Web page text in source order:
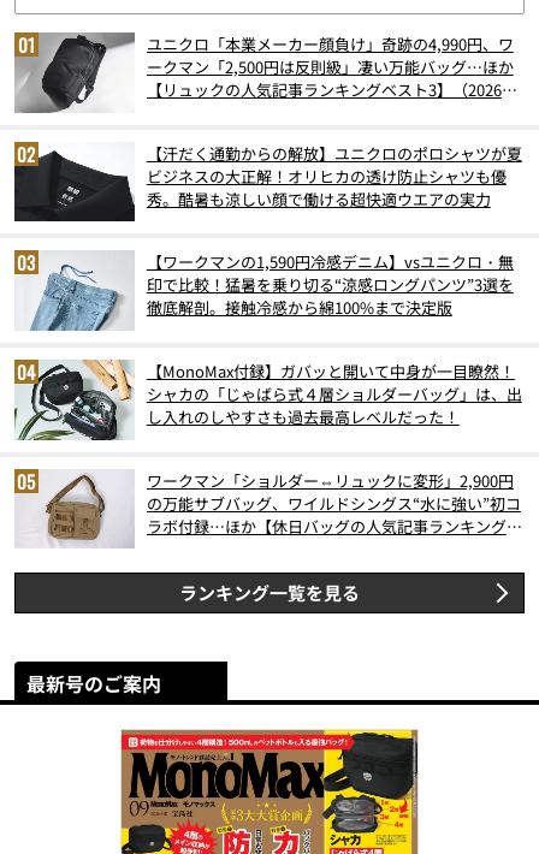
ユニクロ「本業メーカー顔負け」奇跡の4,990円、ワ
ークマン「2,500円は反則級」凄い万能バッグ…ほか
【リュックの人気記事ランキングベスト3】（2026年
【汗だく通勤からの解放】ユニクロのポロシャツが夏
ビジネスの大正解！オリヒカの透け防止シャツも優
秀。酷暑も涼しい顔で働ける超快適ウエアの実力
【ワークマンの1,590円冷感デニム】vsユニクロ・無
印で比較！猛暑を乗り切る“涼感ロングパンツ”3選を
徹底解剖。接触冷感から綿100%まで決定版
【MonoMax付録】ガバッと開いて中身が一目瞭然！
シャカの「じゃばら式４層ショルダーバッグ」は、出
し入れのしやすさも過去最高レベルだった！
ワークマン「ショルダー⇔リュックに変形」2,900円
の万能サブバッグ、ワイルドシングス“水に強い”初コ
ラボ付録…ほか【休日バッグの人気記事ランキングベ
ランキング一覧を見る
最新号のご案内